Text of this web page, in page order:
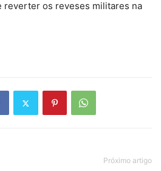
reverter os reveses militares na
Próximo artigo